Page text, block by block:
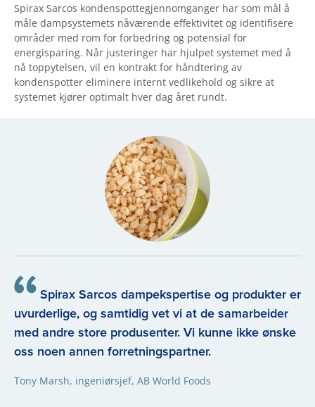
Spirax Sarcos kondenspottegjennomganger har som mål å
måle dampsystemets nåværende effektivitet og identifisere
områder med rom for forbedring og potensial for
energisparing. Når justeringer har hjulpet systemet med å
nå toppytelsen, vil en kontrakt for håndtering av
kondenspotter eliminere internt vedlikehold og sikre at
systemet kjører optimalt hver dag året rundt.
Spirax Sarcos dampekspertise og produkter er
uvurderlige, og samtidig vet vi at de samarbeider
med andre store produsenter. Vi kunne ikke ønske
oss noen annen forretningspartner.
Tony Marsh, ingeniørsjef, AB World Foods